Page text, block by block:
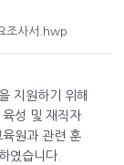
조사서.hwp
지원하기 위해
성 및 재직자
원과 관련 훈
였습니다.